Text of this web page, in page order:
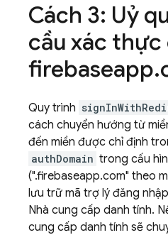
Cách 3: Uỷ
cầu xác thực
firebaseapp.
Quy trình
cách chuyển hướng từ
đến miền được chỉ định
authDomain trong cấu
(".firebaseapp.com" theo
lưu trữ mã trợ lý đăng
Nhà cung cấp danh tính.
cung cấp danh tính sẽ